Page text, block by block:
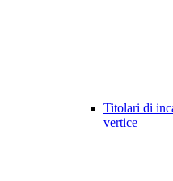
Titolari di
vertice